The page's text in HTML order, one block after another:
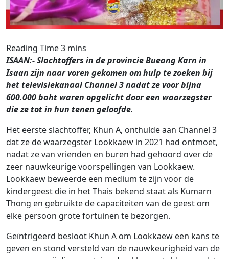
ISAAN:- Slachtoffers in de provincie Bueang Karn in
Isaan zijn naar voren gekomen om hulp te zoeken bij
het televisiekanaal Channel 3 nadat ze voor bijna
600.000 baht waren opgelicht door een waarzegster
die ze tot in hun tenen geloofde.
Het eerste slachtoffer, Khun A, onthulde aan Channel 3
dat ze de waarzegster Lookkaew in 2021 had ontmoet,
nadat ze van vrienden en buren had gehoord over de
zeer nauwkeurige voorspellingen van Lookkaew.
Lookkaew beweerde een medium te zijn voor de
kindergeest die in het Thais bekend staat als Kumarn
Thong en gebruikte de capaciteiten van de geest om
elke persoon grote fortuinen te bezorgen.
Geïntrigeerd besloot Khun A om Lookkaew een kans te
geven en stond versteld van de nauwkeurigheid van de